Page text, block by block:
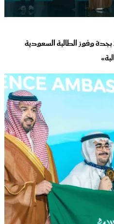
اختتام الأولمبياد النووي 2026 بجدة وفوز الطالبة السعودية